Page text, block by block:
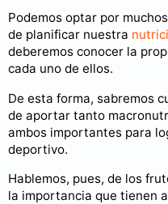
Podemos optar por
de planificar nuestra
deberemos conocer la
cada uno de ellos.
De esta forma, sabremos
de aportar tanto
ambos importantes para
deportivo.
Hablemos, pues, de los
la importancia que tienen